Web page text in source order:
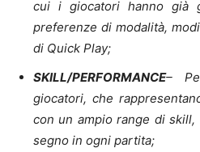
cui i giocatori hanno già
preferenze di modalità,
di Quick Play;
SKILL/PERFORMANCE–
giocatori, che
con un ampio range di skill,
segno in ogni partita;